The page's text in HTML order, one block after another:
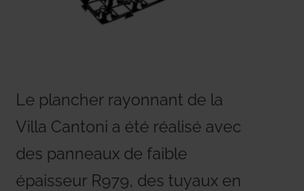
Le plancher rayonnant de la
Villa Cantoni a été réalisé avec
des panneaux de faible
épaisseur R979, des tuyaux en